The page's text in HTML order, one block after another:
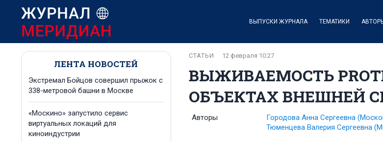
ВЫПУСКИ ЖУРНАЛА ТЕМАТИКИ
ЛЕНТА НОВОСТЕЙ
Экстремал Бойцов совершил прыжок с
338-метровой башни в Москве
«Москино» запустило сервис
виртуальных локаций для
киноиндустрии
ВЫЖИВАЕМОСТЬ
ОБЪЕКТАХ ВНЕШНЕЙ
СТАТЬИ 12 февраля 10:27
Авторы Городова Анна Сергеевна
Тюменцева Валерия Сергеевна